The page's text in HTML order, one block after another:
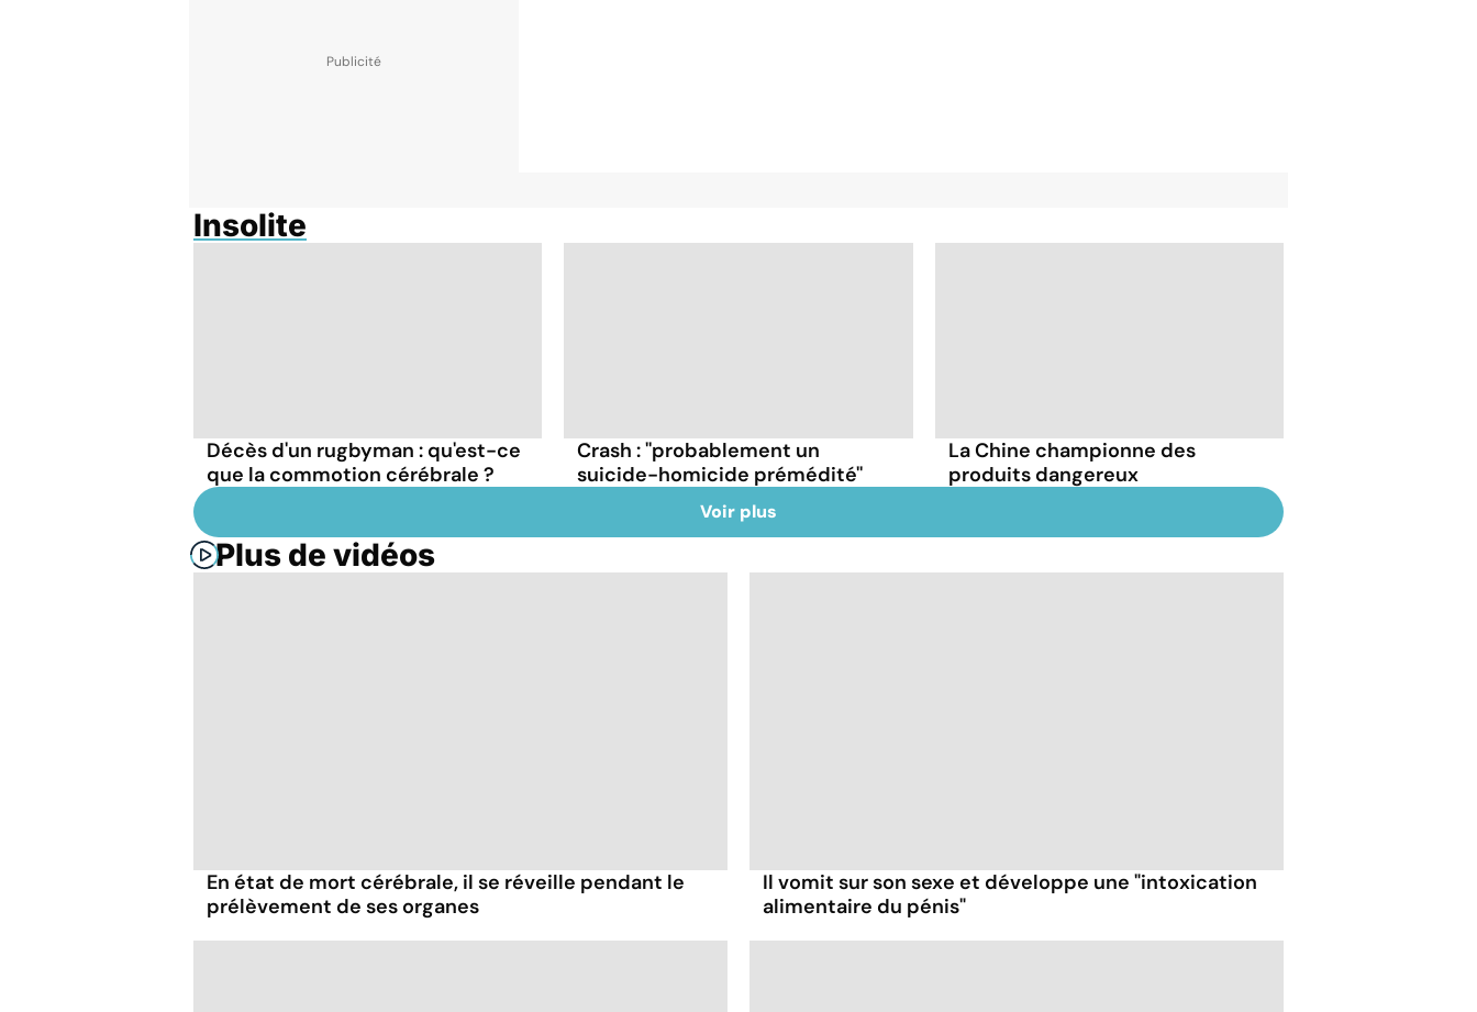
Insolite
Décès d'un rugbyman : qu'est-ce
que la commotion cérébrale ?
Crash : ''probablement un
suicide-homicide prémédité''
La Chine championne des
produits dangereux
Voir plus
Plus de vidéos
En état de mort cérébrale, il se réveille pendant le
prélèvement de ses organes
Il vomit sur son sexe et développe une "intoxication
alimentaire du pénis"